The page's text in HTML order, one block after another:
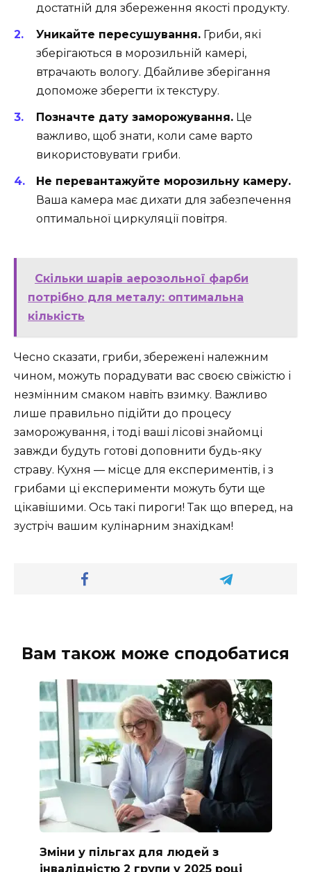
достатній для збереження якості продукту.
Уникайте пересушування. Гриби, які
зберігаються в морозильній камері,
втрачають вологу. Дбайливе зберігання
допоможе зберегти їх текстуру.
Позначте дату заморожування. Це
важливо, щоб знати, коли саме варто
використовувати гриби.
Не перевантажуйте морозильну камеру.
Ваша камера має дихати для забезпечення
оптимальної циркуляції повітря.
Скільки шарів аерозольної фарби
потрібно для металу: оптимальна
кількість
Чесно сказати, гриби, збережені належним
чином, можуть порадувати вас своєю свіжістю і
незмінним смаком навіть взимку. Важливо
лише правильно підійти до процесу
заморожування, і тоді ваші лісові знайомці
завжди будуть готові доповнити будь-яку
страву. Кухня — місце для експериментів, і з
грибами ці експерименти можуть бути ще
цікавішими. Ось такі пироги! Так що вперед, на
зустріч вашим кулінарним знахідкам!
Вам також може сподобатися
Зміни у пільгах для людей з
інвалідністю 2 групи у 2025 році